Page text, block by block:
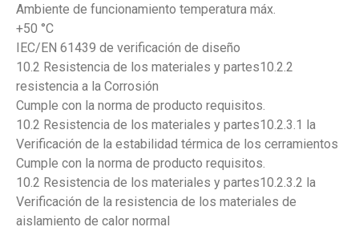
Ambiente de funcionamiento temperatura máx.
+50 °C
IEC/EN 61439 de verificación de diseño
10.2 Resistencia de los materiales y partes10.2.2
resistencia a la Corrosión
Cumple con la norma de producto requisitos.
10.2 Resistencia de los materiales y partes10.2.3.1 la
Verificación de la estabilidad térmica de los cerramientos
Cumple con la norma de producto requisitos.
10.2 Resistencia de los materiales y partes10.2.3.2 la
Verificación de la resistencia de los materiales de
aislamiento de calor normal